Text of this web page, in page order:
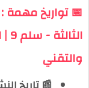
📅 تواريخ مهمة
والتقني